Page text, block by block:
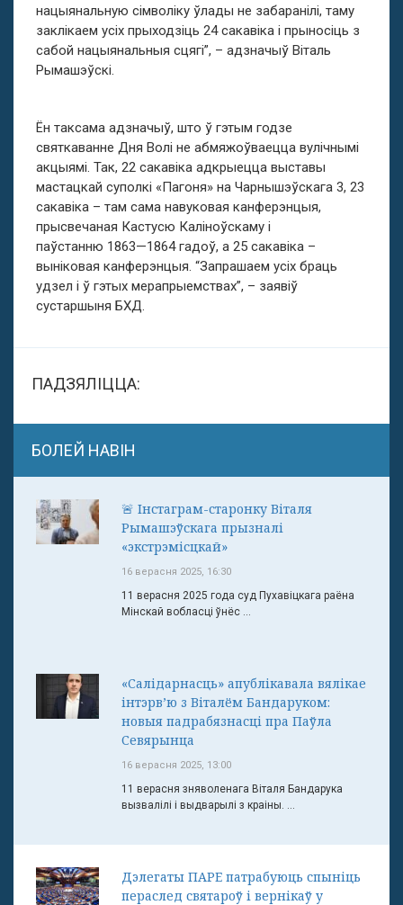
нацыянальную сімволіку ўлады не забаранілі, таму
заклікаем усіх прыходзіць 24 сакавіка і прыносіць з
сабой нацыянальныя сцягі”, – адзначыў Віталь
Рымашэўскі.
Ён таксама адзначыў, што ў гэтым годзе
святкаванне Дня Волі не абмяжоўваецца вулічнымі
акцыямі. Так, 22 сакавіка адкрыецца выставы
мастацкай суполкі «Пагоня» на Чарнышэўскага 3, 23
сакавіка – там сама навуковая канферэнцыя,
прысвечаная Кастусю Каліноўскаму і
паўстанню 1863—1864 гадоў, а 25 сакавіка –
выніковая канферэнцыя. “Запрашаем усіх браць
удзел і ў гэтых мерапрыемствах”, – заявіў
сустаршыня БХД.
ПАДЗЯЛІЦЦА:
БОЛЕЙ НАВІН
🚨 Інстаграм-старонку Віталя
Рымашэўскага прызналі
«экстрэмісцкай»
16 верасня 2025, 16:30
11 верасня 2025 года суд Пухавіцкага раёна
Мінскай вобласці ўнёс ...
«Салідарнасць» апублікавала вялікае
інтэрв’ю з Віталём Бандаруком:
новыя падрабязнасці пра Паўла
Севярынца
16 верасня 2025, 13:00
11 верасня зняволенага Віталя Бандарука
вызвалілі і выдварылі з краіны. ...
Дэлегаты ПАРЕ патрабуюць спыніць
пераслед святароў і вернікаў у